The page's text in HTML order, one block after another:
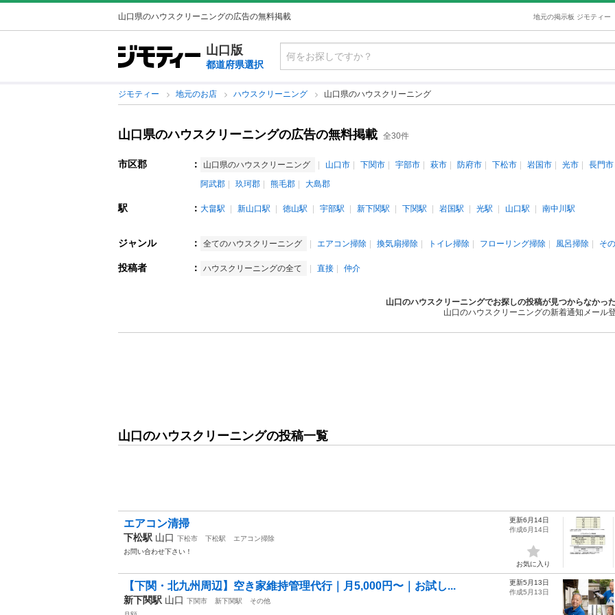
山口県のハウスクリーニングの広告の無料掲載 地元の掲示板 ジモティー
山口版
都道府県選択
ジモティー 地元のお店 ハウスクリーニング 山口県のハウスクリーニング
山口県のハウスクリーニングの広告の無料掲載 全30件
市区郡 ： 山口県のハウスクリーニング 山口市 下関市 宇部市 萩市 防府市 下松市 岩国市 光市
長門市
阿武郡
玖珂郡 熊毛郡 大島郡
駅 ： 大畠駅 新山口駅 徳山駅 宇部駅 新下関駅 下関駅 岩国駅 光駅 山口駅 南中川駅
ジャンル ： 全てのハウスクリーニング エアコン掃除 換気扇掃除 トイレ掃除 フローリング掃除 風呂掃除 そ
投稿者 ： ハウスクリーニングの全て 直接 仲介
山口のハウスクリーニングでお探しの投稿が見つからなかっ
山口のハウスクリーニングの新着通知メール
山口のハウスクリーニングの投稿一覧
エアコン清掃
下松駅 山口 下松市 下松駅
エアコン掃除
お問い合わせ下さい！
更新6月14日
作成6月14日
お気に入り
【下関・北九州周辺】空き家維持管理代行｜月5,000円〜｜お試し...
新下関駅 山口 下関市 新下関駅
その他
更新5月13日
作成5月13日